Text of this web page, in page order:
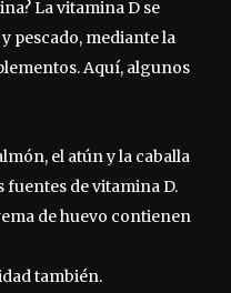
La vitamina D se
pescado, mediante la
Aquí, algunos
el atún y la caballa
de vitamina D.
de huevo contienen
también.